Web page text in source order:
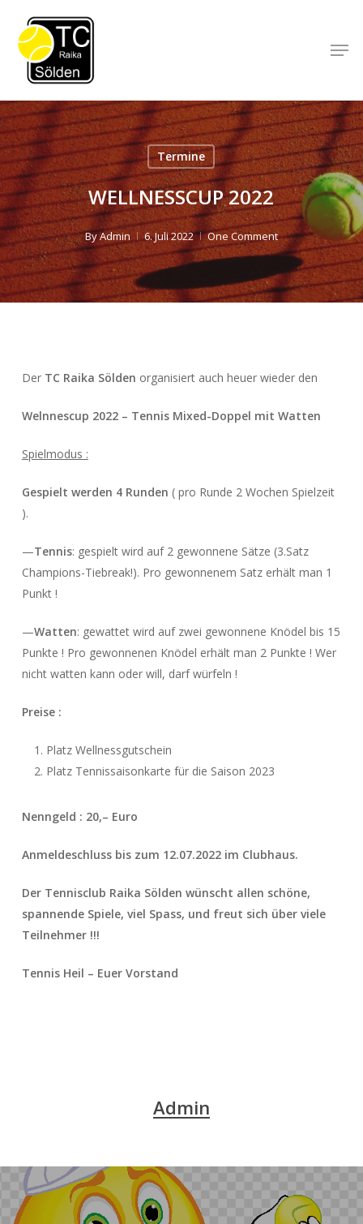
main
content
Termine
WELLNESSCUP 2022
ByAdmin 6. Juli 2022 One Comment
Der TC Raika Sölden organisiert auch heuer wieder den
Welnnescup 2022 – Tennis Mixed-Doppel mit Watten
Spielmodus :
Gespielt werden 4 Runden ( pro Runde 2 Wochen Spielzeit
).
—Tennis: gespielt wird auf 2 gewonnene Sätze (3.Satz
Champions-Tiebreak!). Pro gewonnenem Satz erhält man 1
Punkt !
—Watten: gewattet wird auf zwei gewonnene Knödel bis 15
Punkte ! Pro gewonnenen Knödel erhält man 2 Punkte ! Wer
nicht watten kann oder will, darf würfeln !
Preise :
Platz Wellnessgutschein
Platz Tennissaisonkarte für die Saison 2023
Nenngeld : 20,– Euro
Anmeldeschluss bis zum 12.07.2022 im Clubhaus.
Der Tennisclub Raika Sölden wünscht allen schöne,
spannende Spiele, viel Spass, und freut sich über viele
Teilnehmer !!!
Tennis Heil – Euer Vorstand
Admin
Close